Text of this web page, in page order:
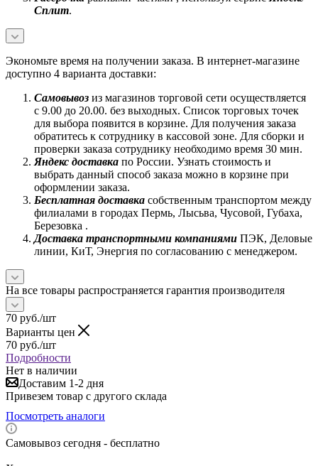
Сплит.
Экономьте время на получении заказа. В интернет-магазине
доступно 4 варианта доставки:
Самовывоз из магазинов торговой сети осуществляется
с 9.00 до 20.00. без выходных. Список торговых точек
для выбора появится в корзине. Для получения заказа
обратитесь к сотруднику в кассовой зоне. Для сборки и
проверки заказа сотруднику необходимо время 30 мин.
Яндекс доставка по России. Узнать стоимость и
выбрать данный способ заказа можно в корзине при
оформлении заказа.
Бесплатная доставка собственным транспортом между
филиалами в городах Пермь, Лысьва, Чусовой, Губаха,
Березовка .
Доставка транспортными компаниями ПЭК, Деловые
линии, КиТ, Энергия по согласованию с менеджером.
На все товары распространяется гарантия производителя
70 руб./шт
Варианты цен
70 руб./шт
Подробности
Нет в наличии
Доставим 1-2 дня
Привезем товар с другого склада
Посмотреть аналоги
Самовывоз сегодня - бесплатно